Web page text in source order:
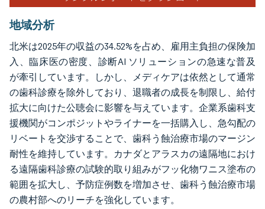
地域分析
北米は2025年の収益の34.52%を占め、雇用主負担の保険加
入、臨床医の密度、診断AI ソリューションの急速な普及
が牽引しています。しかし、メディケアは依然として通常
の歯科診療を除外しており、退職者の成長を制限し、給付
拡大に向けた公聴会に影響を与えています。企業系歯科支
援機関がコンポジットやライナーを一括購入し、急勾配の
リベートを交渉することで、歯科う蝕治療市場のマージン
耐性を維持しています。カナダとアラスカの遠隔地におけ
る遠隔歯科診療の試験的取り組みがフッ化物ワニス塗布の
範囲を拡大し、予防症例数を増加させ、歯科う蝕治療市場
の農村部へのリーチを強化しています。